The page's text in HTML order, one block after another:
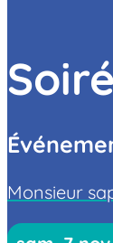
Monsieur